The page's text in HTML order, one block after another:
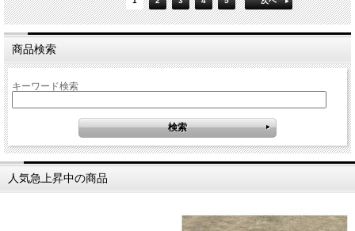
商品検索
キーワード検索
人気急上昇中の商品